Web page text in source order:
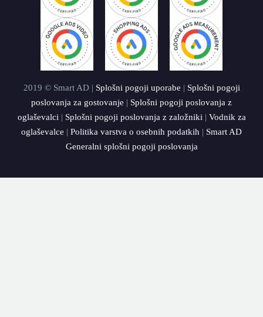
2019 © Smart AD | Splošni pogoji uporabe | Splošni pogoji
poslovanja za gostovanje | Splošni pogoji poslovanja z
oglaševalci | Splošni pogoji poslovanja z založniki | Vodnik za
oglaševalce | Politika varstva o osebnih podatkih | Smart AD
Generalni splošni pogoji poslovanja